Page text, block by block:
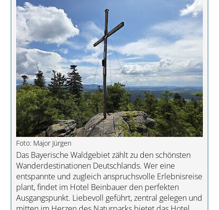
Foto: Major Jürgen
Das Bayerische Waldgebiet zählt zu den schönsten
Wanderdestinationen Deutschlands. Wer eine
entspannte und zugleich anspruchsvolle Erlebnisreise
plant, findet im Hotel Beinbauer den perfekten
Ausgangspunkt. Liebevoll geführt, zentral gelegen und